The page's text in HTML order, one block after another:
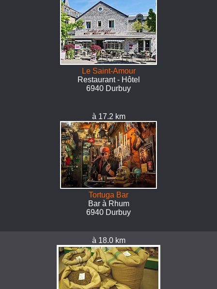
Le Saint-Amour
Restaurant - Hôtel
6940 Durbuy
à 17.2 km
Tortuga Bar
Bar à Rhum
6940 Durbuy
à 18.0 km